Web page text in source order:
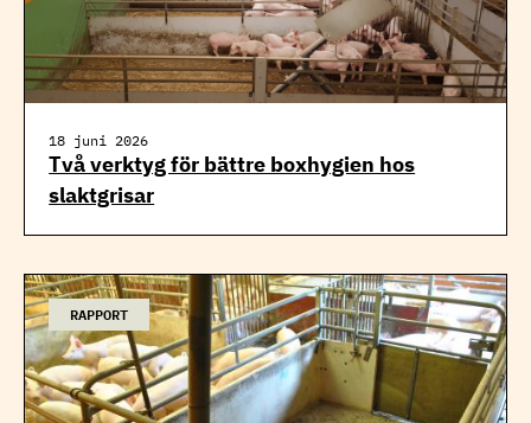
18 juni 2026
Två verktyg för bättre boxhygien hos
slaktgrisar
RAPPORT